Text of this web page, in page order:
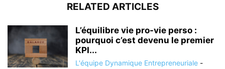
RELATED ARTICLES
L’équilibre vie pro-vie perso :
pourquoi c’est devenu le premier
KPI...
L'équipe Dynamique Entrepreneuriale -